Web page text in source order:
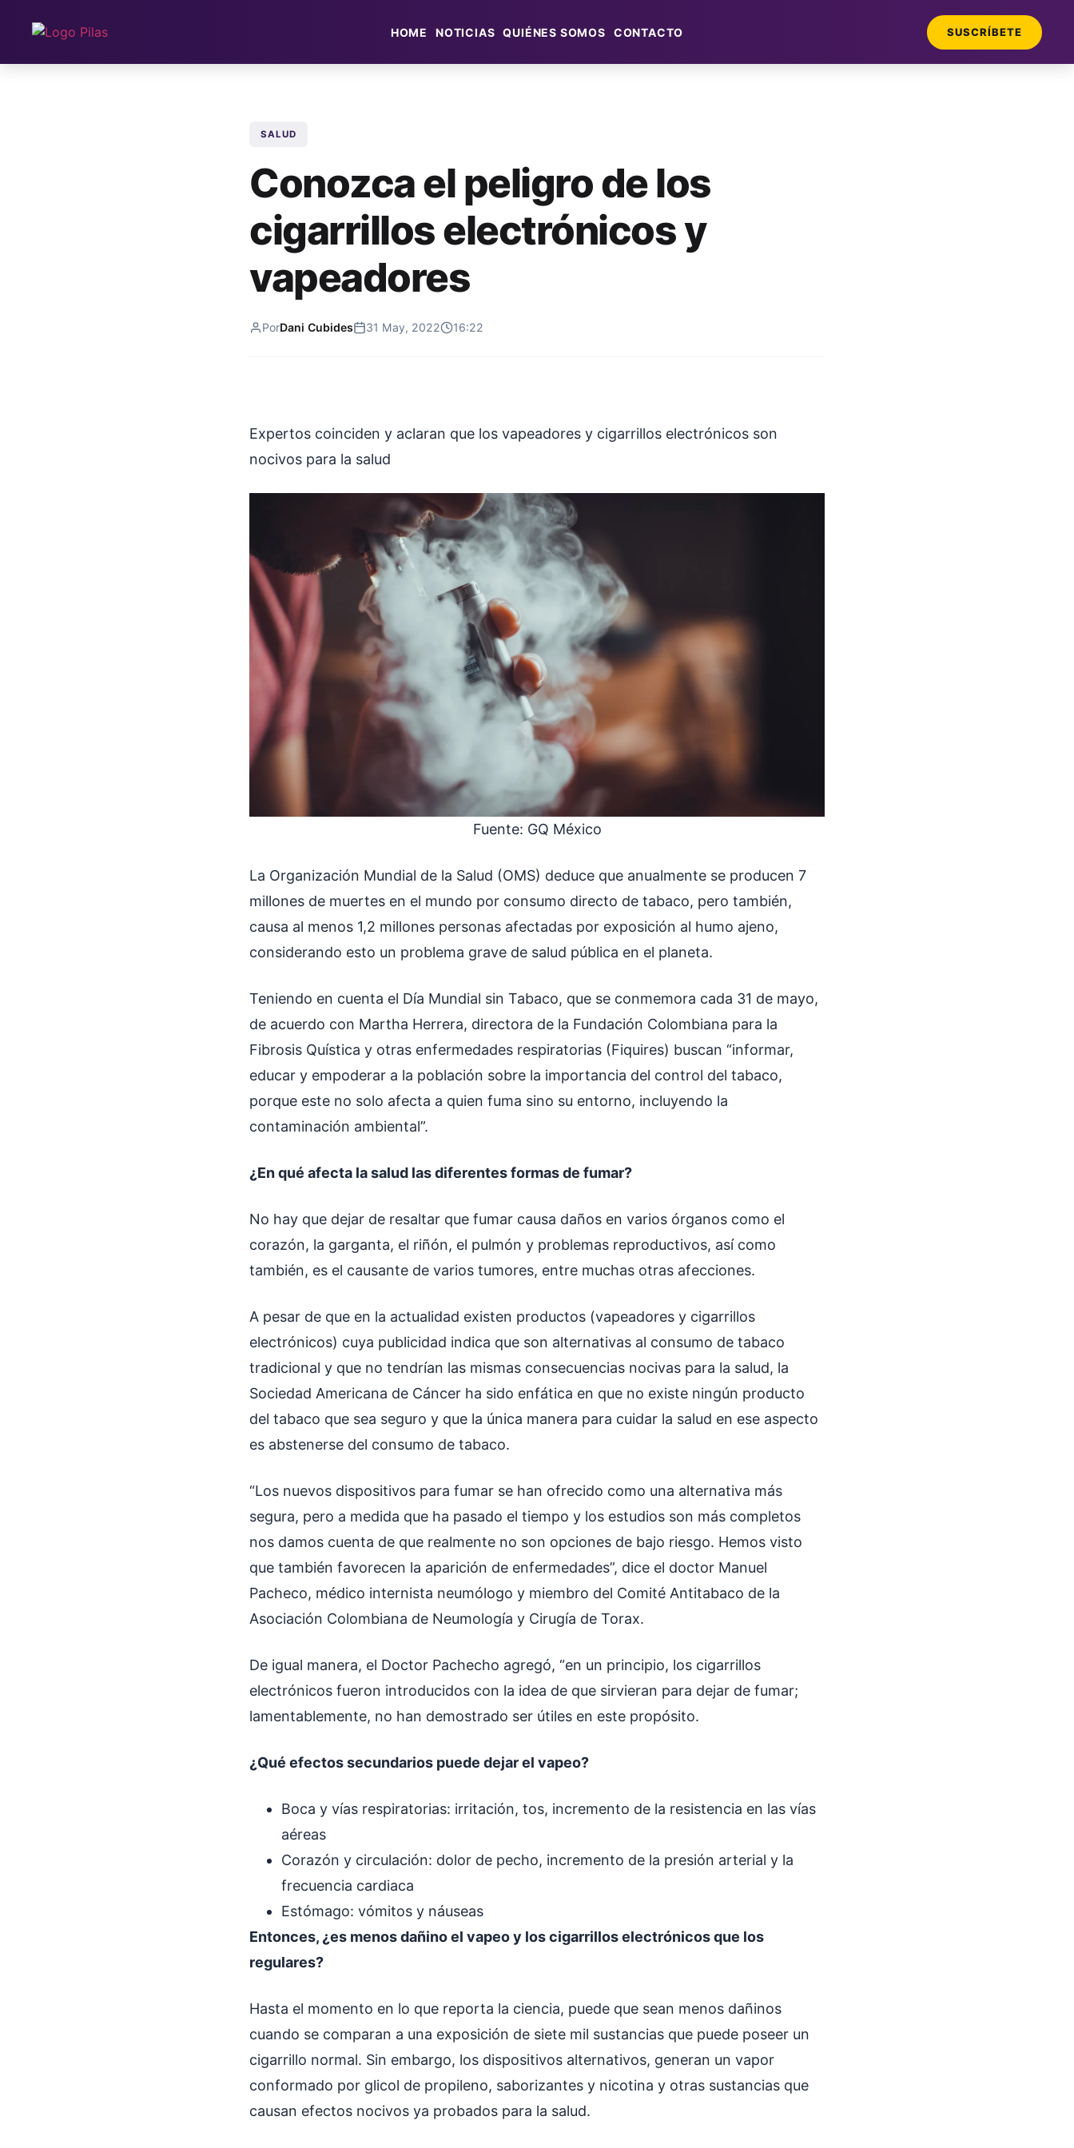
HOME NOTICIAS QUIÉNES SOMOS CONTACTO SUSCRÍBETE
SALUD
Conozca el peligro de los
cigarrillos electrónicos y
vapeadores
PorDani Cubides 31 May, 2022 16:22
Expertos coinciden y aclaran que los vapeadores y cigarrillos electrónicos son
nocivos para la salud
Fuente: GQ México
La Organización Mundial de la Salud (OMS) deduce que anualmente se producen 7
millones de muertes en el mundo por consumo directo de tabaco, pero también,
causa al menos 1,2 millones personas afectadas por exposición al humo ajeno,
considerando esto un problema grave de salud pública en el planeta.
Teniendo en cuenta el Día Mundial sin Tabaco, que se conmemora cada 31 de mayo,
de acuerdo con Martha Herrera, directora de la Fundación Colombiana para la
Fibrosis Quística y otras enfermedades respiratorias (Fiquires) buscan “informar,
educar y empoderar a la población sobre la importancia del control del tabaco,
porque este no solo afecta a quien fuma sino su entorno, incluyendo la
contaminación ambiental”.
¿En qué afecta la salud las diferentes formas de fumar?
No hay que dejar de resaltar que fumar causa daños en varios órganos como el
corazón, la garganta, el riñón, el pulmón y problemas reproductivos, así como
también, es el causante de varios tumores, entre muchas otras afecciones.
A pesar de que en la actualidad existen productos (vapeadores y cigarrillos
electrónicos) cuya publicidad indica que son alternativas al consumo de tabaco
tradicional y que no tendrían las mismas consecuencias nocivas para la salud, la
Sociedad Americana de Cáncer ha sido enfática en que no existe ningún producto
del tabaco que sea seguro y que la única manera para cuidar la salud en ese aspecto
es abstenerse del consumo de tabaco.
“Los nuevos dispositivos para fumar se han ofrecido como una alternativa más
segura, pero a medida que ha pasado el tiempo y los estudios son más completos
nos damos cuenta de que realmente no son opciones de bajo riesgo. Hemos visto
que también favorecen la aparición de enfermedades”, dice el doctor Manuel
Pacheco, médico internista neumólogo y miembro del Comité Antitabaco de la
Asociación Colombiana de Neumología y Cirugía de Torax.
De igual manera, el Doctor Pachecho agregó, “en un principio, los cigarrillos
electrónicos fueron introducidos con la idea de que sirvieran para dejar de fumar;
lamentablemente, no han demostrado ser útiles en este propósito.
¿Qué efectos secundarios puede dejar el vapeo?
Boca y vías respiratorias: irritación, tos, incremento de la resistencia en las vías
aéreas
Corazón y circulación: dolor de pecho, incremento de la presión arterial y la
frecuencia cardiaca
Estómago: vómitos y náuseas
Entonces, ¿es menos dañino el vapeo y los cigarrillos electrónicos que los
regulares?
Hasta el momento en lo que reporta la ciencia, puede que sean menos dañinos
cuando se comparan a una exposición de siete mil sustancias que puede poseer un
cigarrillo normal. Sin embargo, los dispositivos alternativos, generan un vapor
conformado por glicol de propileno, saborizantes y nicotina y otras sustancias que
causan efectos nocivos ya probados para la salud.